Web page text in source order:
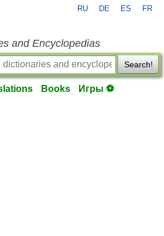
RU DE ES FR
and Encyclopedias
Search!
Books Игры ⚽